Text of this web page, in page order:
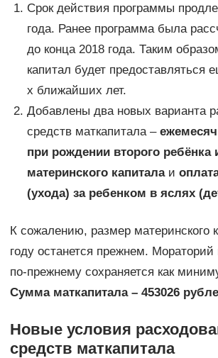
Срок действия программы
года. Ранее программа была
до конца 2018 года. Таким
капитал будет предоставляться
х ближайших лет.
Добавлены два новых варианта
средств маткапитала –
при рождении второго ребёнка
материнского капиталаи
(ухода) за ребенком в яслях
К сожалению, размер материнского
году останется прежнем.
по-прежнему сохраняется как
Сумма маткапитала – 453026
Новые условия
средств маткапитала